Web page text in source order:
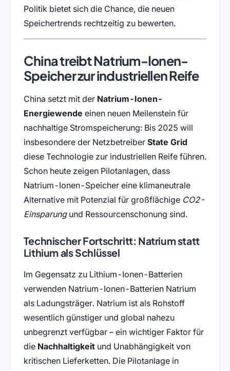
Politik bietet sich die Chance, die neuen
Speichertrends rechtzeitig zu bewerten.
China treibt Natrium-Ionen-
Speicher zur industriellen Reife
China setzt mit der Natrium-Ionen-
Energiewende einen neuen Meilenstein für
nachhaltige Stromspeicherung: Bis 2025 will
insbesondere der Netzbetreiber State Grid
diese Technologie zur industriellen Reife führen.
Schon heute zeigen Pilotanlagen, dass
Natrium-Ionen-Speicher eine klimaneutrale
Alternative mit Potenzial für großflächige CO2-
Einsparungund Ressourcenschonung sind.
Technischer Fortschritt: Natrium statt
Lithium als Schlüssel
Im Gegensatz zu Lithium-Ionen-Batterien
verwenden Natrium-Ionen-Batterien Natrium
als Ladungsträger. Natrium ist als Rohstoff
wesentlich günstiger und global nahezu
unbegrenzt verfügbar – ein wichtiger Faktor für
die Nachhaltigkeitund Unabhängigkeit von
kritischen Lieferketten. Die Pilotanlage in